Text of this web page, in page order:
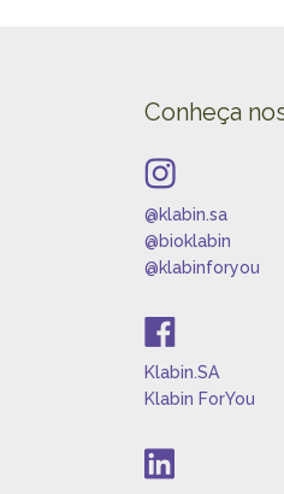
Conheça
@klabin.sa
@bioklabin
@klabinforyou
Klabin.SA
Klabin ForYou